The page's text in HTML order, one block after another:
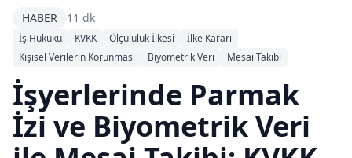
HABER 11 dk
İş Hukuku KVKK Ölçülülük İlkesi
İlke Kararı
Kişisel Verilerin Korunması
Biyometrik Veri Mesai Takibi
İşyerlerinde Parmak
İzi ve Biyometrik Veri